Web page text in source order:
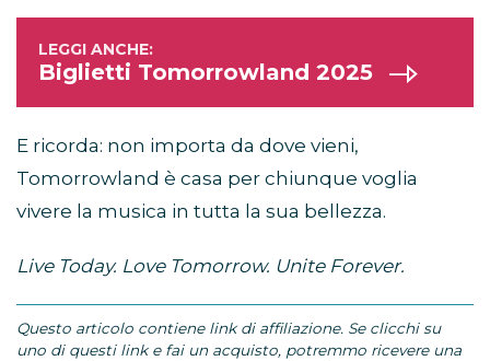
Biglietti Tomorrowland 2025
E ricorda: non importa da dove vieni,
Tomorrowland è casa per chiunque voglia
vivere la musica in tutta la sua bellezza.
Live Today. Love Tomorrow. Unite Forever.
Questo articolo contiene link di affiliazione. Se clicchi su
uno di questi link e fai un acquisto, potremmo ricevere una